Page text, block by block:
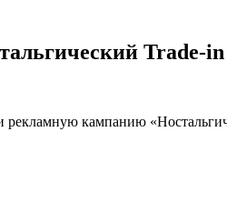
Trade-in
рекламную кампанию